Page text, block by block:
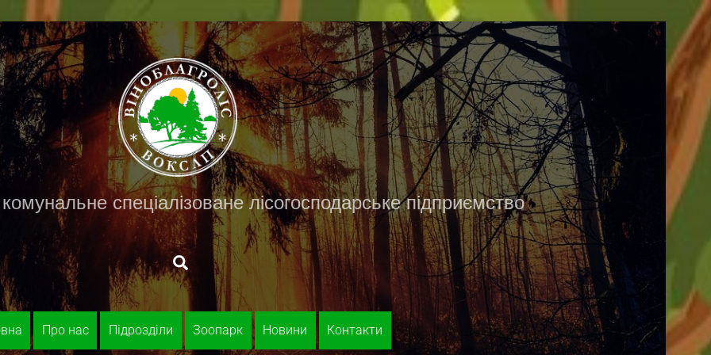
спеціалізоване лісогосподарське підприємство
введіть
запит
Про нас Підрозділи Зоопарк Новини Контакти